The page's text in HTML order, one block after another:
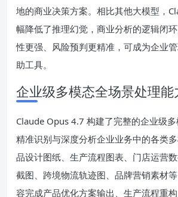
地的商业决策方案。相比其他大模型，
幅降低了推理幻觉，商业分析的逻辑闭
性更强、风险预判更精准，可成为企业
助工具。
企业级多模态全场景处理能
Claude Opus 4.7 构建了完整的企业级
精准识别与深度分析企业业务中的各类
品设计图纸、生产流程图表、门店运营
截图、跨境物流轨迹图、品牌营销素材
容完成产品优化方案输出、生产流程重构